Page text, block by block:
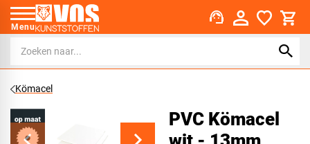
Menu support_agent
Kömacel
PVC Kömacel